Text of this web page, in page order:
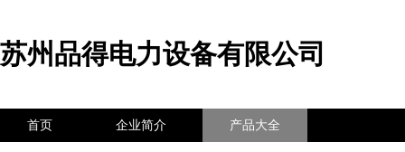
苏州品得电力设备有限公司
首页 企业简介 产品大全